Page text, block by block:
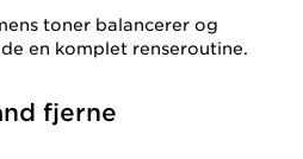
toner balancerer og
en komplet renseroutine.
fjerne